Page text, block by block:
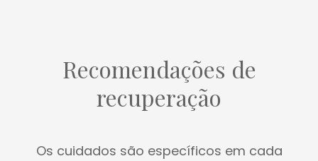
Recomendações de
recuperação
Os cuidados são específicos em cada